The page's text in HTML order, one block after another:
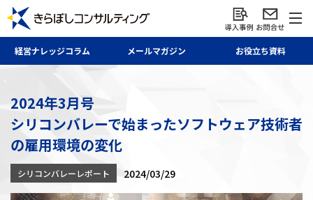
経営ナレッジコラム メールマガジン お役立ち資料
2024年3月号
シリコンバレーで始まったソフトウェア技術者
の雇用環境の変化
シリコンバレーレポート 2024/03/29